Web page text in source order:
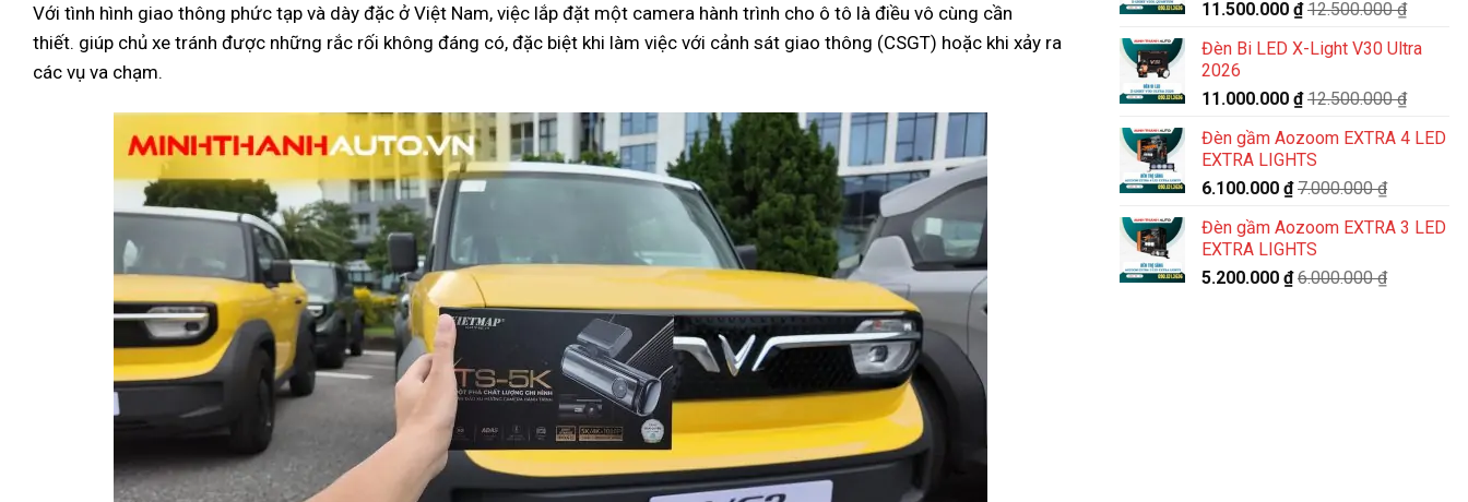
Với tình hình giao thông phức tạp và dày đặc ở Việt Nam, việc lắp đặt một camera hành trình cho ô tô là điều vô cùng cần
thiết. giúp chủ xe tránh được những rắc rối không đáng có, đặc biệt khi làm việc với cảnh sát giao thông (CSGT) hoặc khi xảy ra
các vụ va chạm.
11.500.000 ₫ 12.500.000₫
Đèn Bi LED X-Light V30 Ultra
2026
11.000.000 ₫ 12.500.000₫
Đèn gầm Aozoom EXTRA 4 LED
EXTRA LIGHTS
6.100.000 ₫ 7.000.000₫
Đèn gầm Aozoom EXTRA 3 LED
EXTRA LIGHTS
5.200.000 ₫ 6.000.000₫